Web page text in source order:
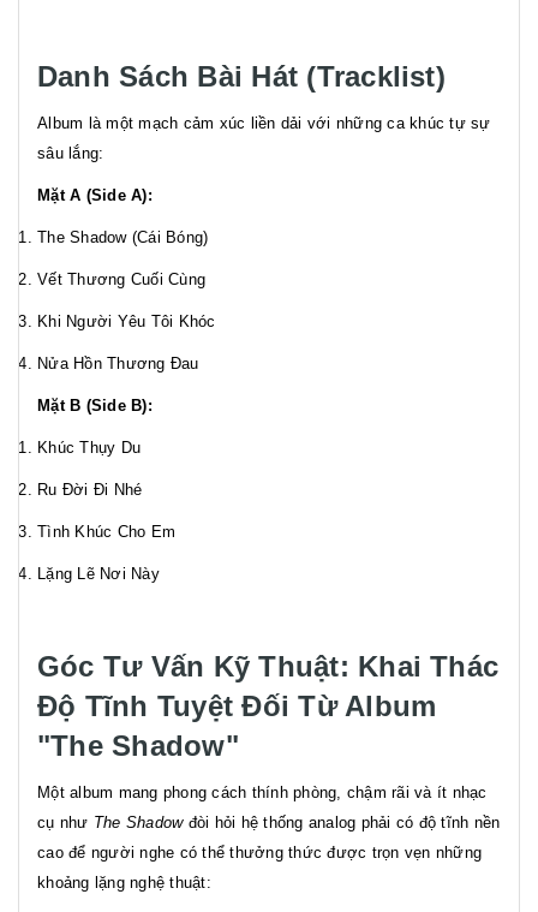
Danh Sách Bài Hát (Tracklist)
Album là một mạch cảm xúc liền dải với những ca khúc tự sự
sâu lắng:
Mặt A (Side A):
The Shadow (Cái Bóng)
Vết Thương Cuối Cùng
Khi Người Yêu Tôi Khóc
Nửa Hồn Thương Đau
Mặt B (Side B):
Khúc Thụy Du
Ru Đời Đi Nhé
Tình Khúc Cho Em
Lặng Lẽ Nơi Này
Góc Tư Vấn Kỹ Thuật: Khai Thác
Độ Tĩnh Tuyệt Đối Từ Album
"The Shadow"
Một album mang phong cách thính phòng, chậm rãi và ít nhạc
cụ như The Shadowđòi hỏi hệ thống analog phải có độ tĩnh nền
cao để người nghe có thể thưởng thức được trọn vẹn những
khoảng lặng nghệ thuật: